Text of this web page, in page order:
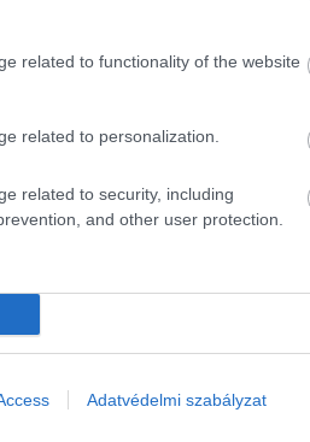
related to functionality of the website
related to personalization.
related to security, including
and other user protection.
Adatvédelmi szabályzat
boldoggá és
hanem maga a
is.
ÉS GYÉMÁNT
bacikkal a